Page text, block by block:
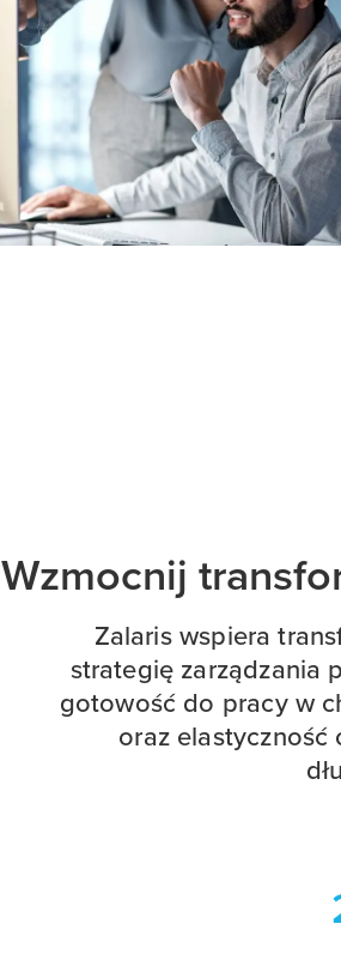
Wzmocnij
Zalaris wspiera
strategię zarządzania
gotowość do pracy w
oraz